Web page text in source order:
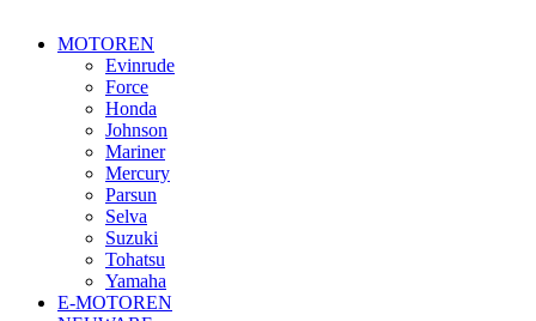
MOTOREN
Evinrude
Force
Honda
Johnson
Mariner
Mercury
Parsun
Selva
Suzuki
Tohatsu
Yamaha
E-MOTOREN